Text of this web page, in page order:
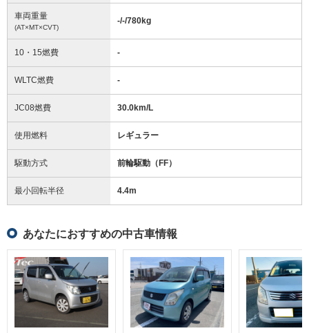
車両重量
(AT×MT×CVT)
-/-/780kg
10・15燃費 -
WLTC燃費 -
JC08燃費 30.0km/L
使用燃料 レギュラー
駆動方式 前輪駆動（FF）
最小回転半径 4.4m
あなたにおすすめの中古車情報